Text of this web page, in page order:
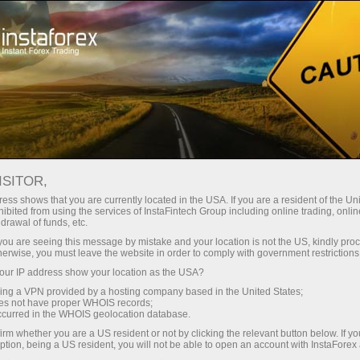
InstaForex билан сиз ҳақиқатан
эга бўласиз: 1:5000 гача кредит
елкаси, бозордаги энг яхши
спред ва комиссиялардан бири,
шунингдек акциялар ва
индекслар билан савдо қилиш
учун қулай шартлар.
Кичик
Ҳар бир депозит учун
30% бонус
Савдода
ва трассада тезлик
shows that you are currently located in the USA. If you are a resident of the
from using the services of InstaFintech Group including online trading,
of funds, etc.
are seeing this message by mistake and your location is not the US, kindly
you must leave the website in order to comply with government
IP address show your location as the USA?
a VPN provided by a hosting company based in the United States;
not have proper WHOIS records;
in the WHOIS geolocation database.
whether you are a US resident or not by clicking the relevant button below. If
being a US resident, you will not be able to open an account with InstaForex